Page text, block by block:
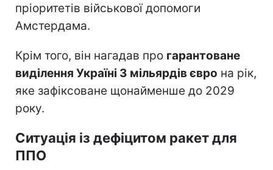
пріоритетів військової допомоги
Амстердама.
Крім того, він нагадав про гарантоване
виділення Україні 3 мільярдів євро на рік,
яке зафіксоване щонайменше до 2029
року.
Ситуація із дефіцитом ракет для
ППО